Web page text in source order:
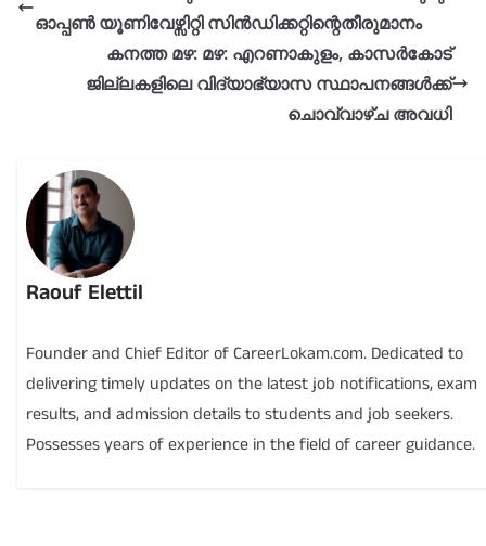
ഓപ്പൺ യൂണിവേഴ്സിറ്റി സിൻഡിക്കറ്റിന്റെതീരുമാനം
കനത്ത മഴ: മഴ: എറണാകുളം, കാസർകോട്
ജില്ലകളിലെ വിദ്യാഭ്യാസ സ്ഥാപനങ്ങൾക്ക്
ചൊവ്വാഴ്ച അവധി
Raouf Elettil
Founder and Chief Editor of CareerLokam.com. Dedicated to
delivering timely updates on the latest job notifications, exam
results, and admission details to students and job seekers.
Possesses years of experience in the field of career guidance.